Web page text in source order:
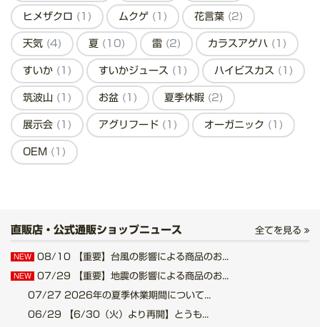
ヒメザクロ (1) ムクゲ (1) 花言葉 (2)
天気 (4) 夏 (10) 雷 (2) カラスアゲハ (1)
すいか (1) すいかジュース (1) ハイビスカス (1)
筑波山 (1) お盆 (1) 夏季休暇 (2)
展示会 (1) アグリフード (1) オーガニック (1)
OEM (1)
直販店・公式通販ショップニュース 全てを見る
NEW 08/10 【重要】台風の影響による商品のお...
NEW 07/29 【重要】地震の影響による商品のお...
07/27 2026年の夏季休業期間について...
06/29 【6/30（火）より再開】とうも...